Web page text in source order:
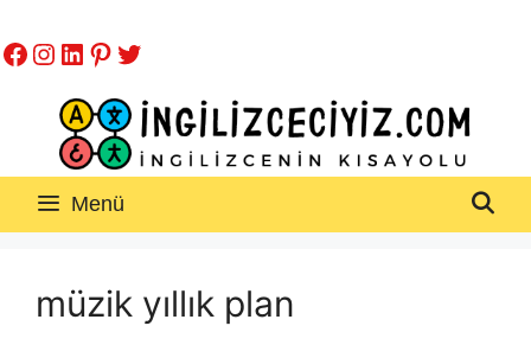
atla
Facebook
Instagram
LinkedIn
Pinterest
Twitter
Menü
müzik yıllık plan